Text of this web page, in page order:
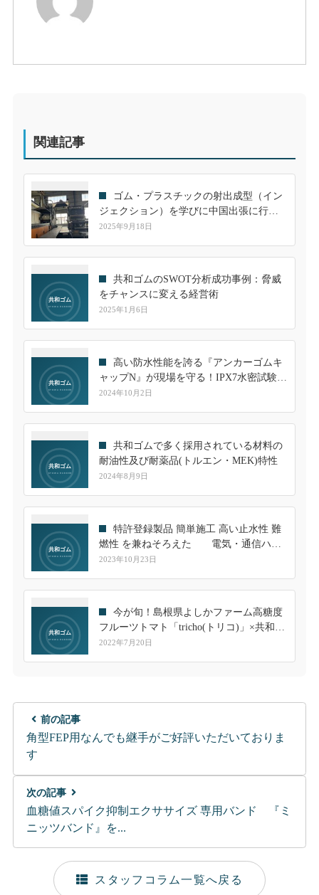
関連記事
ゴム・プラスチックの射出成型（イン
ジェクション）を学びに中国出張に行っ
てきました！
2025年9月18日
共和ゴムのSWOT分析成功事例：脅威
をチャンスに変える経営術
2025年1月6日
高い防水性能を誇る『アンカーゴムキ
ャップN』が現場を守る！IPX7水密試験を
クリアした信頼性
2024年10月2日
共和ゴムで多く採用されている材料の
耐油性及び耐薬品(トルエン・MEK)特性
2024年8月9日
特許登録製品 簡単施工 高い止水性 難
燃性 を兼ねそろえた 電気・通信ハン
ドホール用継手のご紹介
2023年10月23日
今が旬！島根県よしかファーム高糖度
フルーツトマト「tricho(トリコ)」×共和ゴ
ム「COOLwith(クールウィズ)」で試食販
2022年7月20日
前の記事
角型FEP用なんでも継手がご好評いただいておりま
す
次の記事
血糖値スパイク抑制エクササイズ 専用バンド 『ミ
ニッツバンド』を...
スタッフコラム一覧へ戻る